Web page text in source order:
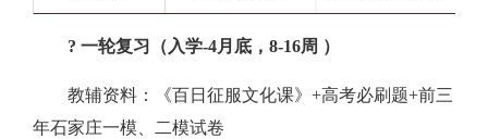
? 一轮复习（入学-4月底，8-16周 ）
教辅资料：《百日征服文化课》+高考必刷题+前三
年石家庄一模、二模试卷